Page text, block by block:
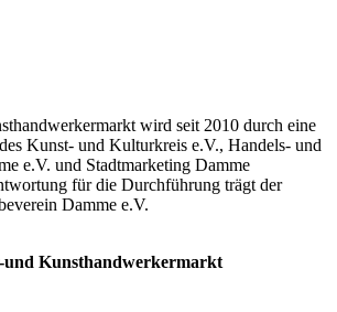
wird seit 2010 durch eine
Kunst- und Kulturkreis e.V., Handels- und
e.V. und Stadtmarketing Damme
für die Durchführung trägt der
Damme e.V.
und Kunsthandwerkermarkt